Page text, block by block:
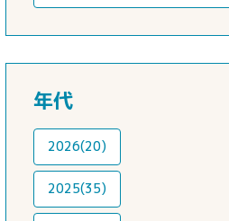
年代
2026(20)
2025(35)